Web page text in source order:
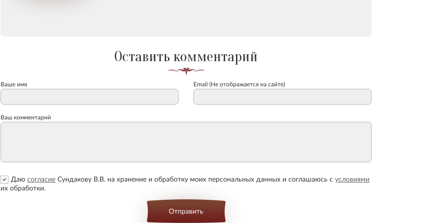
Оставить комментарий
Ваше имя Email (Не отображается на сайте)
Ваш комментарий
Даю согласие Сундакову В.В. на хранение и обработку моих персональных данных и соглашаюсь с условиями
их обработки.
Отправить